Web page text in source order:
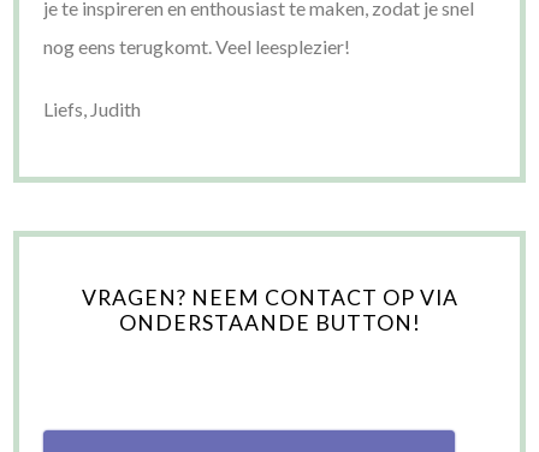
je te inspireren en enthousiast te maken, zodat je snel
nog eens terugkomt. Veel leesplezier!
Liefs, Judith
VRAGEN? NEEM CONTACT OP VIA
ONDERSTAANDE BUTTON!